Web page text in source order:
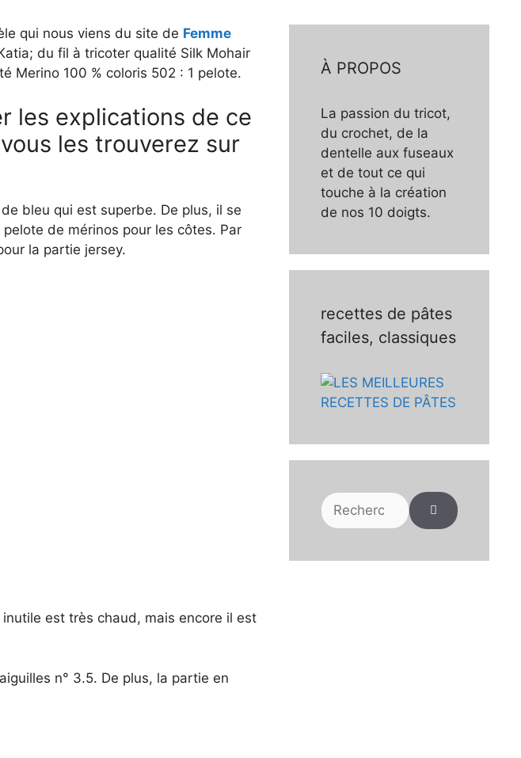
qui nous viens du site de Femme
du fil à tricoter qualité Silk Mohair
Merino 100 % coloris 502 : 1 pelote.
les explications de ce
les trouverez sur
bleu qui est superbe. De plus, il se
de mérinos pour les côtes. Par
la partie jersey.
est très chaud, mais encore il est
n° 3.5. De plus, la partie en
À PROPOS
La passion du tricot,
du crochet, de la
dentelle aux fuseaux
et de tout ce qui
touche à la création
de nos 10 doigts.
recettes de pâtes
faciles, classiques
Rechercher :